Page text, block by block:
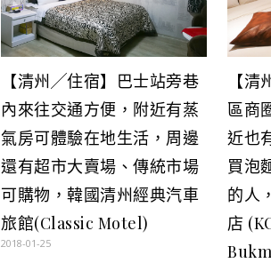
【清州╱住宿】巴士站旁巷
內來往交通方便，附近有蒸
氣房可體驗在地生活，周邊
還有超市大賣場、傳統市場
可購物，韓國清州經典汽車
旅館(Classic Motel)
2018-01-25
【
區商
近也
買泡
的人
店